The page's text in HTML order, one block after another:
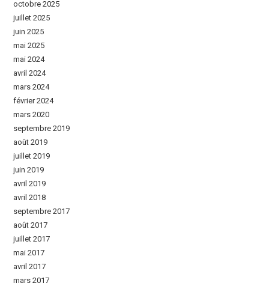
octobre 2025
juillet 2025
juin 2025
mai 2025
mai 2024
avril 2024
mars 2024
février 2024
mars 2020
septembre 2019
août 2019
juillet 2019
juin 2019
avril 2019
avril 2018
septembre 2017
août 2017
juillet 2017
mai 2017
avril 2017
mars 2017